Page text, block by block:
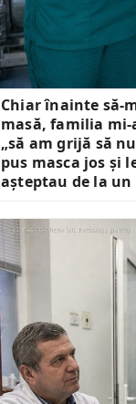
Chiar înainte să-
masă, familia
„să am grijă să
pus masca jos și
așteptau de la